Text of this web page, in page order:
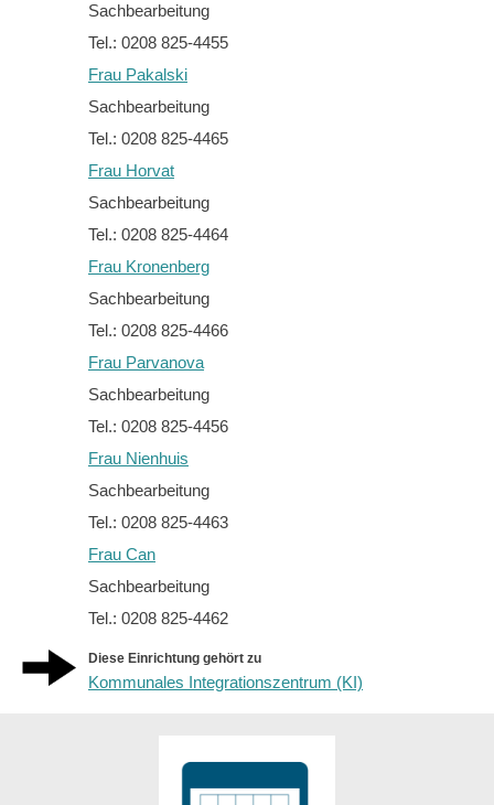
Sachbearbeitung
Tel.: 0208 825-4455
Frau Pakalski
Sachbearbeitung
Tel.: 0208 825-4465
Frau Horvat
Sachbearbeitung
Tel.: 0208 825-4464
Frau Kronenberg
Sachbearbeitung
Tel.: 0208 825-4466
Frau Parvanova
Sachbearbeitung
Tel.: 0208 825-4456
Frau Nienhuis
Sachbearbeitung
Tel.: 0208 825-4463
Frau Can
Sachbearbeitung
Tel.: 0208 825-4462
Diese Einrichtung gehört zu
Kommunales Integrationszentrum (KI)